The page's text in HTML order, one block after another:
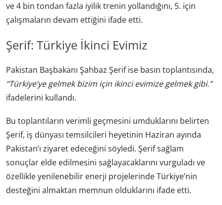
ve 4 bin tondan fazla iyilik trenin yollandığını, 5. için
çalışmaların devam ettiğini ifade etti.
Şerif: Türkiye İkinci Evimiz
Pakistan Başbakanı Şahbaz Şerif ise basın toplantısında,
“Türkiye’ye gelmek bizim için ikinci evimize gelmek gibi.”
ifadelerini kullandı.
Bu toplantıların verimli geçmesini umduklarını belirten
Şerif, iş dünyası temsilcileri heyetinin Haziran ayında
Pakistan’ı ziyaret edeceğini söyledi. Şerif sağlam
sonuçlar elde edilmesini sağlayacaklarını vurguladı ve
özellikle yenilenebilir enerji projelerinde Türkiye’nin
desteğini almaktan memnun olduklarını ifade etti.